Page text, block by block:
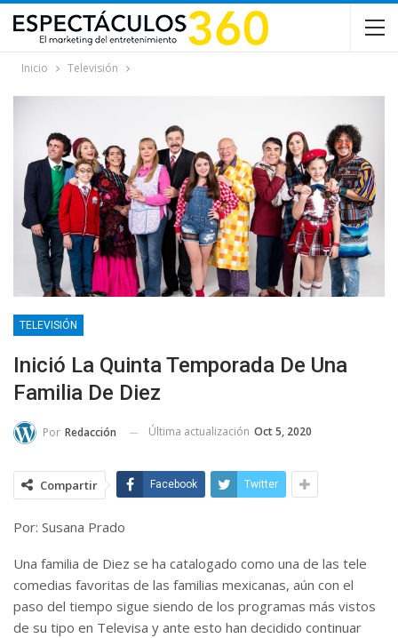
Inicio Televisión
TELEVISIÓN
Inició La Quinta Temporada De Una
Familia De Diez
Por Redacción Última actualización Oct 5, 2020
Compartir Facebook Twitter
Por: Susana Prado
Una familia de Diez se ha catalogado como una de las tele
comedias favoritas de las familias mexicanas, aún con el
paso del tiempo sigue siendo de los programas más vistos
de su tipo en Televisa y ante esto han decidido continuar